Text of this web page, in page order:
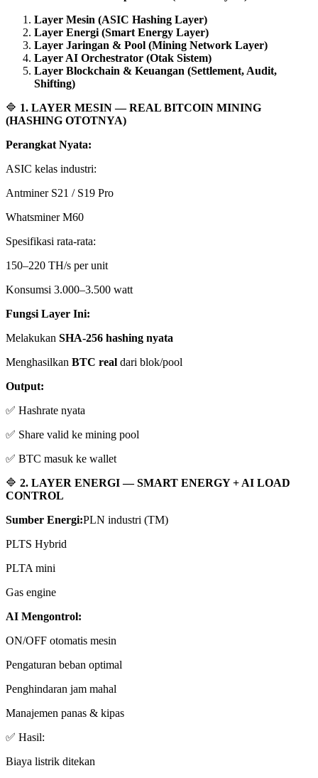
Layer Mesin (ASIC Hashing Layer)
Layer Energi (Smart Energy Layer)
Layer Jaringan & Pool (Mining Network Layer)
Layer AI Orchestrator (Otak Sistem)
Layer Blockchain & Keuangan (Settlement, Audit,
Shifting)
🔷 1. LAYER MESIN — REAL BITCOIN MINING
(HASHING OTOTNYA)
Perangkat Nyata:
ASIC kelas industri:
Antminer S21 / S19 Pro
Whatsminer M60
Spesifikasi rata-rata:
150–220 TH/s per unit
Konsumsi 3.000–3.500 watt
Fungsi Layer Ini:
Melakukan SHA-256 hashing nyata
Menghasilkan BTC real dari blok/pool
Output:
✅ Hashrate nyata
✅ Share valid ke mining pool
✅ BTC masuk ke wallet
🔷 2. LAYER ENERGI — SMART ENERGY + AI LOAD
CONTROL
Sumber Energi:PLN industri (TM)
PLTS Hybrid
PLTA mini
Gas engine
AI Mengontrol:
ON/OFF otomatis mesin
Pengaturan beban optimal
Penghindaran jam mahal
Manajemen panas & kipas
✅ Hasil:
Biaya listrik ditekan